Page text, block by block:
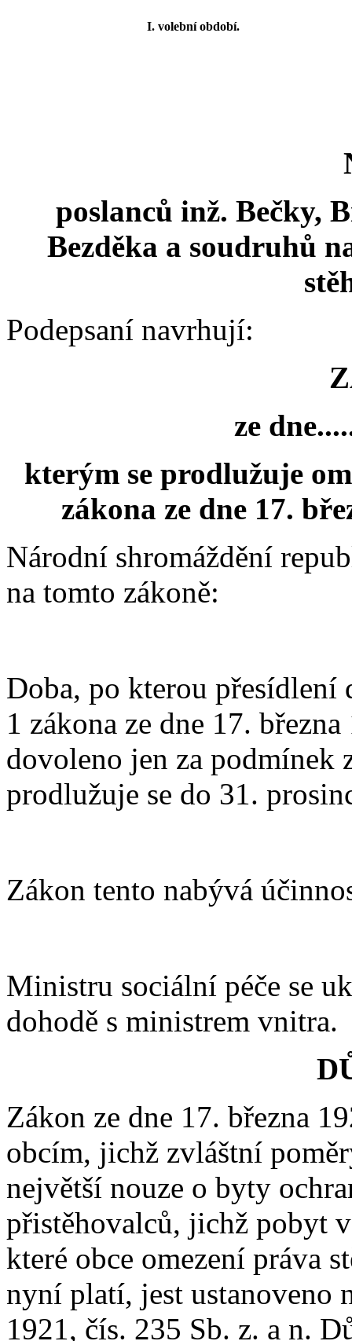
I. volební období.
poslanců inž. Bečky,
Bezděka a soudruhů
Podepsaní navrhují:
ze
kterým se prodlužuje
zákona ze dne 17.
Národní shromáždění
na tomto zákoně:
Doba, po kterou přesídlení
1 zákona ze dne 17.
dovoleno jen za podmínek
prodlužuje se do 31.
Zákon tento nabývá
Ministru sociální péče se
dohodě s ministrem vnitra.
Zákon ze dne 17. března
obcím, jichž zvláštní
největší nouze o byty
přistěhovalců, jichž pobyt
které obce omezení práva
nyní platí, jest ustanoveno
1921, čís. 235 Sb. z. a n.